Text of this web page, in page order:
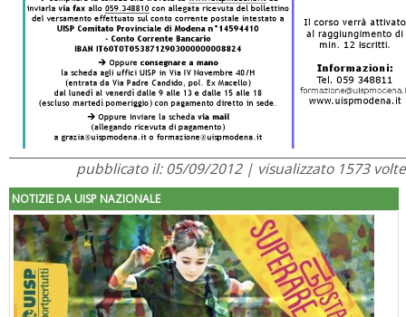
pubblicato il: 05/09/2012 | visualizzato 1573 volte
NOTIZIE DA UISP NAZIONALE